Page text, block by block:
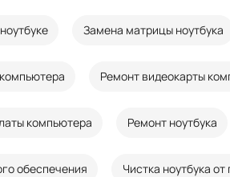
Замена матрицы ноутбука
Ремонт видеокарты
компьютера Ремонт ноутбука
обеспечения Чистка ноутбука от